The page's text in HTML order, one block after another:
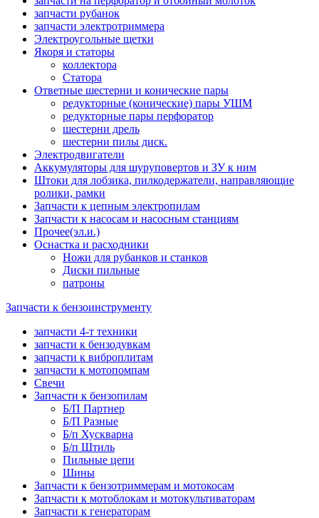
запчасти рубанок
запчасти электротриммера
Электроугольные щетки
Якоря и статоры
коллектора
Статора
Ответные шестерни и конические пары
редукторные (конические) пары УШМ
редукторные пары перфоратор
шестерни дрель
шестерни пилы диск.
Электродвигатели
Аккумуляторы для шуруповертов и ЗУ к ним
Штоки для лобзика, пилкодержатели, направляющие
ролики, рамки
Запчасти к цепным электропилам
Запчасти к насосам и насосным станциям
Прочее(эл.и.)
Оснастка и расходники
Ножи для рубанков и станков
Диски пильные
патроны
Запчасти к бензоинструменту
запчасти 4-т техники
запчасти к бензодувкам
запчасти к виброплитам
запчасти к мотопомпам
Свечи
Запчасти к бензопилам
Б/П Партнер
Б/П Разные
Б/п Хускварна
Б/п Штиль
Пильные цепи
Шины
Запчасти к бензотриммерам и мотокосам
Запчасти к мотоблокам и мотокультиваторам
Запчасти к генераторам